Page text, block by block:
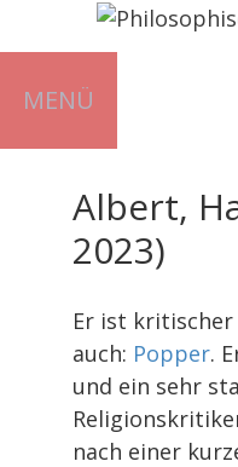
Inhalt
springen
MENÜ
Albert,
2023)
Er ist kritischer
auch: Popper.
und ein sehr
nach einer